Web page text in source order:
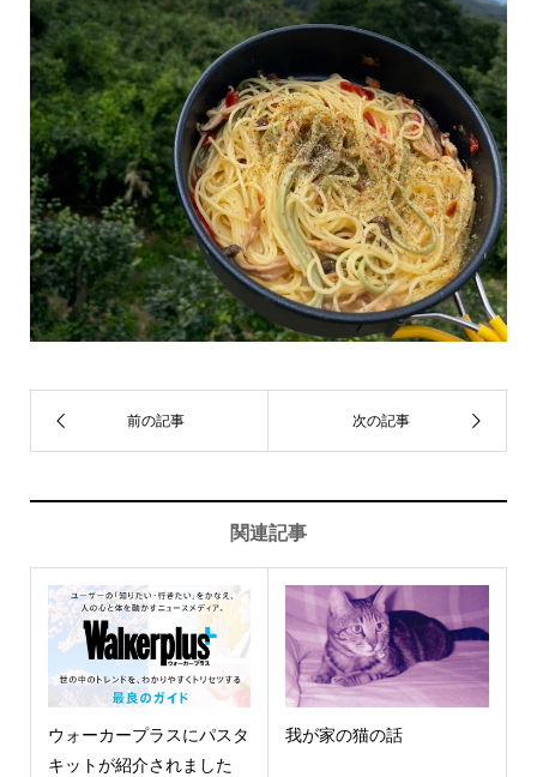
関連記事
ウォーカープラスにパスタ
キットが紹介されました
我が家の猫の話